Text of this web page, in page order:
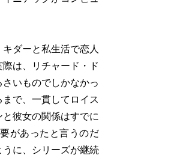
ダーと私生活で恋人
は、リチャード・ド
いものでしかなかっ
で、一貫してロイス
彼女の関係はすでに
があったと言うのだ
に、シリーズが継続